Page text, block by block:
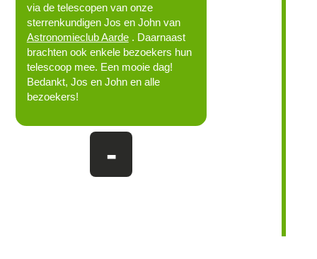
via de telescopen van onze
sterrenkundigen Jos en John van
Astronomieclub Aarde. Daarnaast
brachten ook enkele bezoekers hun
telescoop mee. Een mooie dag!
Bedankt, Jos en John en alle
bezoekers!
-